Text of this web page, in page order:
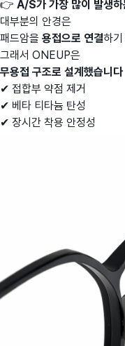
👉 A/S가 가장 많이 발생하
대부분의 안경은
패드암을 용접으로 연결하
그래서 ONEUP은
무용접 구조로 설계했습니다
✔ 접합부 약점 제거
✔ 베타 티타늄 탄성
✔ 장시간 착용 안정성